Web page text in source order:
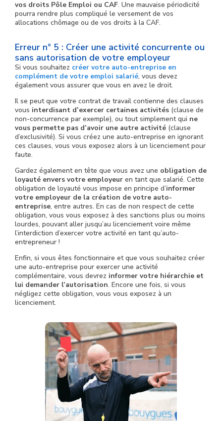
vos droits Pôle Emploi ou CAF. Une mauvaise périodicité
pourra rendre plus compliqué le versement de vos
allocations chômage ou de vos droits à la CAF.
Erreur n° 5 : Créer une activité concurrente ou
sans autorisation de votre employeur
Si vous souhaitez créer votre auto-entreprise en
complément de votre emploi salarié, vous devez
également vous assurer que vous en avez le droit.
Il se peut que votre contrat de travail contienne des clauses
vous interdisant d’exercer certaines activités (clause de
non-concurrence par exemple), ou tout simplement qui ne
vous permette pas d’avoir une autre activité (clause
d’exclusivité). Si vous créez une auto-entreprise en ignorant
ces clauses, vous vous exposez alors à un licenciement pour
faute.
Gardez également en tête que vous avez une obligation de
loyauté envers votre employeur en tant que salarié. Cette
obligation de loyauté vous impose en principe d’informer
votre employeur de la création de votre auto-
entreprise, entre autres. En cas de non respect de cette
obligation, vous vous exposez à des sanctions plus ou moins
lourdes, pouvant aller jusqu’au licenciement voire même
l’interdiction d’exercer votre activité en tant qu’auto-
entrepreneur !
Enfin, si vous êtes fonctionnaire et que vous souhaitez créer
une auto-entreprise pour exercer une activité
complémentaire, vous devrez informer votre hiérarchie et
lui demander l’autorisation. Encore une fois, si vous
négligez cette obligation, vous vous exposez à un
licenciement.